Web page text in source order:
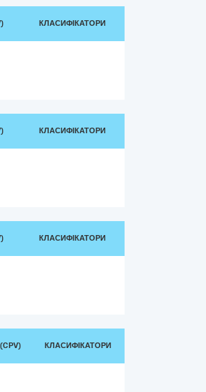
КЛАСИФІКАТОРИ
КЛАСИФІКАТОРИ
КЛАСИФІКАТОРИ
КЛАСИФІКАТОРИ